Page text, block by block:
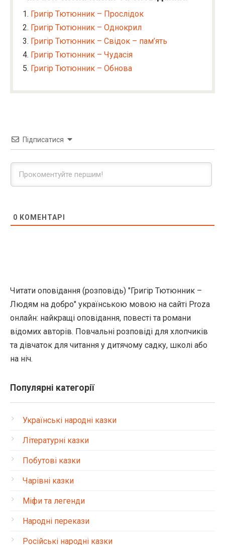
Григір Тютюнник – Прослідок
Григір Тютюнник – Однокрил
Григір Тютюнник – Свідок – пам’ять
Григір Тютюнник – Чудасія
Григір Тютюнник – Обнова
Підписатися
0 КОМЕНТАРІ
Читати оповідання (розповідь) "Григір Тютюнник –
Людям на добро" українською мовою на сайті Proza
онлайн: найкращі оповідання, повесті та романи
відомих авторів. Повчальні розповіді для хлопчиків
та дівчаток для читання у дитячому садку, школі або
на ніч.
Популярні категорії
Українські народні казки
Літературні казки
Побутові казки
Чарівні казки
Міфи та легенди
Народні перекази
Російські народні казки